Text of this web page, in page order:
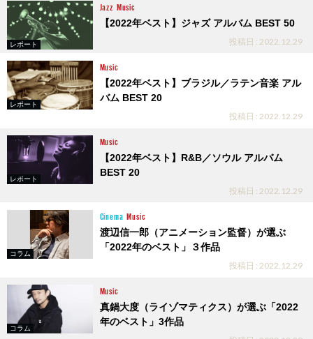
レポート
Jazz Music
【2022年ベスト】ジャズ アルバム BEST 50
投稿日 : 2022.12.29
レポート
Music
【2022年ベスト】ブラジル／ラテン音楽 アル
バム BEST 20
投稿日 : 2022.12.29
レポート
Music
【2022年ベスト】R&B／ソウル アルバム
BEST 20
投稿日 : 2022.12.29
コラム
Cinema Music
渡辺信一郎（アニメーション監督）が選ぶ
「2022年のベスト」３作品
投稿日 : 2022.12.29
コラム
Music
真鍋大度（ライゾマティクス）が選ぶ「2022
年のベスト」3作品